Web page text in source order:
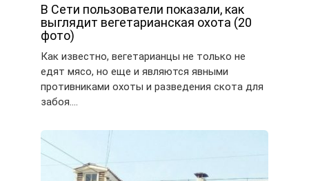
В Сети пользователи показали, как
выглядит вегетарианская охота (20
фото)
Как известно, вегетарианцы не только не
едят мясо, но еще и являются явными
противниками охоты и разведения скота для
забоя….